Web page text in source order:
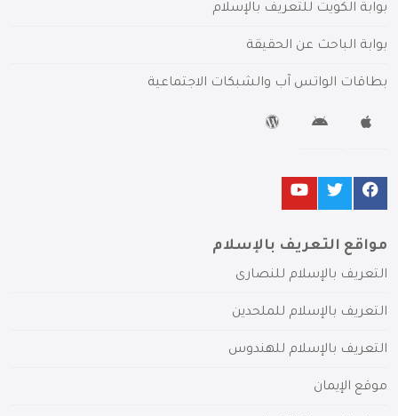
بوابة الكويت للتعريف بالإسلام
بوابة الباحث عن الحقيقة
بطاقات الواتس آب والشبكات الاجتماعية
مواقع التعريف بالإسلام
التعريف بالإسلام للنصارى
التعريف بالإسلام للملحدين
التعريف بالإسلام للهندوس
موقع الإيمان